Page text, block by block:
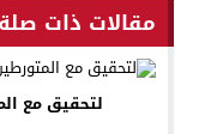
مقالات ذات صلة
لتحقيق مع